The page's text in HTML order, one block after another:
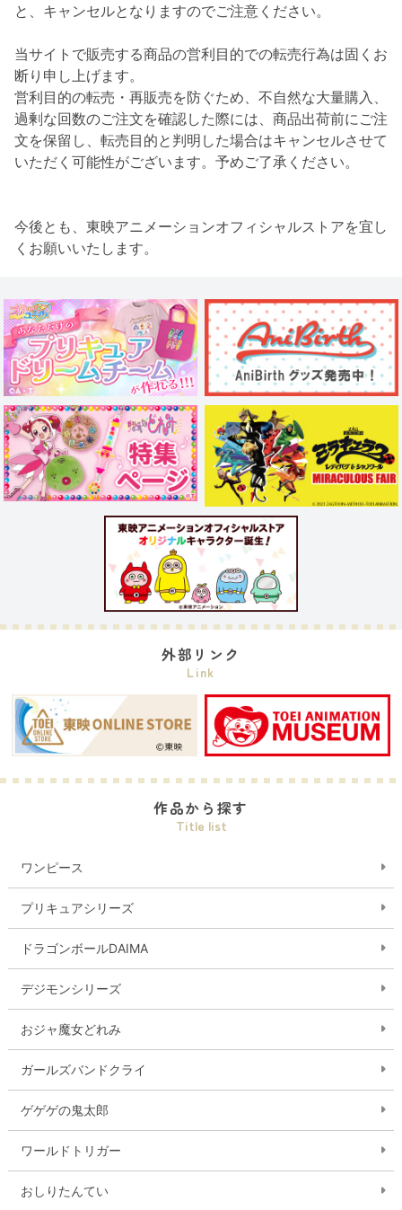
と、キャンセルとなりますのでご注意ください。
当サイトで販売する商品の営利目的での転売行為は固くお
断り申し上げます。
営利目的の転売・再販売を防ぐため、不自然な大量購入、
過剰な回数のご注文を確認した際には、商品出荷前にご注
文を保留し、転売目的と判明した場合はキャンセルさせて
いただく可能性がございます。予めご了承ください。
今後とも、東映アニメーションオフィシャルストアを宜し
くお願いいたします。
外部リンク
Link
作品から探す
Title list
ワンピース
プリキュアシリーズ
ドラゴンボールDAIMA
デジモンシリーズ
おジャ魔女どれみ
ガールズバンドクライ
ゲゲゲの鬼太郎
ワールドトリガー
おしりたんてい